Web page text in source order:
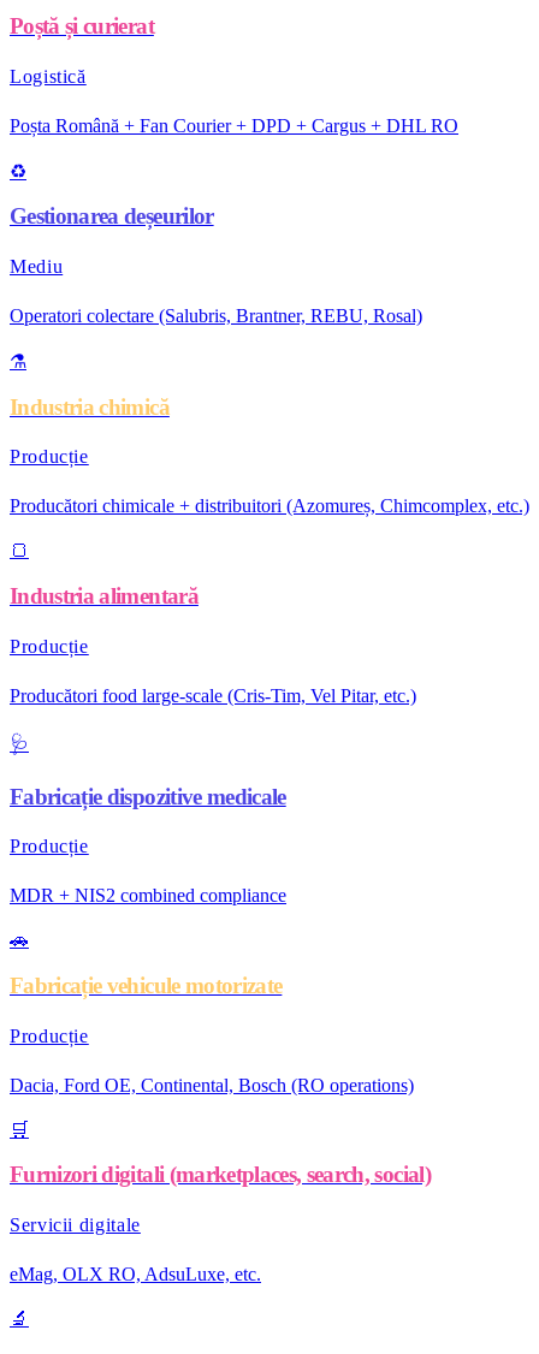
Poștă și curierat
Logistică
Poșta Română + Fan Courier + DPD + Cargus + DHL RO
♻️
Gestionarea deșeurilor
Mediu
Operatori colectare (Salubris, Brantner, REBU, Rosal)
⚗️
Industria chimică
Producție
Producători chimicale + distribuitori (Azomureș, Chimcomplex, etc.)
🍞
Industria alimentară
Producție
Producători food large-scale (Cris-Tim, Vel Pitar, etc.)
🩺
Fabricație dispozitive medicale
Producție
MDR + NIS2 combined compliance
🚗
Fabricație vehicule motorizate
Producție
Dacia, Ford OE, Continental, Bosch (RO operations)
🛒
Furnizori digitali (marketplaces, search, social)
Servicii digitale
eMag, OLX RO, AdsuLuxe, etc.
🔬